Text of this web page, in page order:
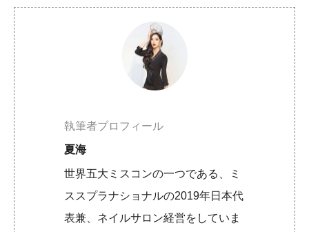
執筆者プロフィール
夏海
世界五大ミスコンの一つである、ミ
ススプラナショナルの2019年日本代
表兼、ネイルサロン経営をしていま